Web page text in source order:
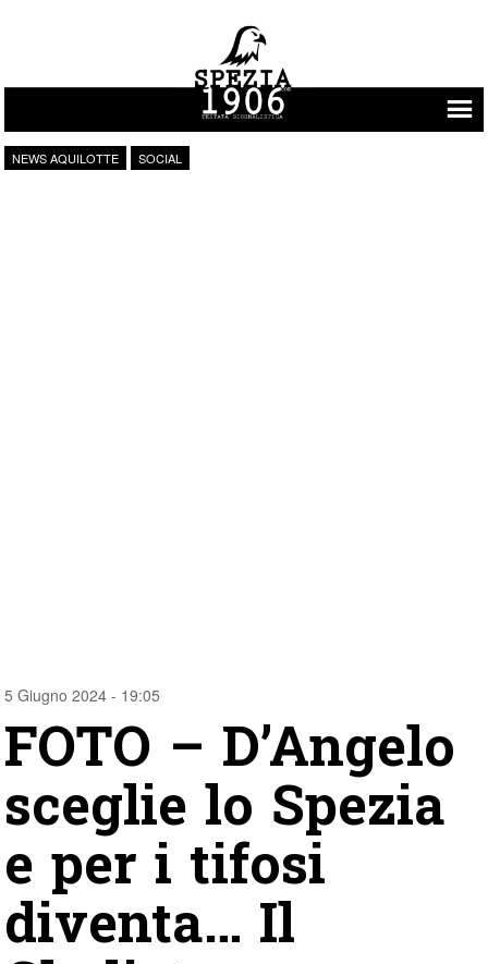
Vai al contenuto
NEWS AQUILOTTE SOCIAL
5 Giugno 2024 - 19:05
FOTO – D’Angelo
sceglie lo Spezia
e per i tifosi
diventa… Il